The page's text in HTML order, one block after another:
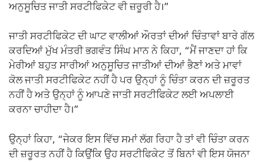
ਅਨੁਸੂਚਿਤ ਜਾਤੀ ਸਰਟੀਫਿਕੇਟ ਵੀ ਜ਼ਰੂਰੀ ਹੈ।”
ਜਾਤੀ ਸਰਟੀਫਿਕੇਟ ਦੀ ਘਾਟ ਵਾਲੀਆਂ ਔਰਤਾਂ ਦੀਆਂ ਚਿੰਤਾਵਾਂ ਬਾਰੇ ਗੱਲ
ਕਰਦਿਆਂ ਮੁੱਖ ਮੰਤਰੀ ਭਗਵੰਤ ਸਿੰਘ ਮਾਨ ਨੇ ਕਿਹਾ, “ਮੈਂ ਜਾਣਦਾ ਹਾਂ ਕਿ
ਮੇਰੀਆਂ ਬਹੁਤ ਸਾਰੀਆਂ ਅਨੁਸੂਚਿਤ ਜਾਤੀਆਂ ਦੀਆਂ ਭੈਣਾਂ ਅਤੇ ਮਾਵਾਂ
ਕੋਲ ਜਾਤੀ ਸਰਟੀਫਿਕੇਟ ਨਹੀਂ ਹੈ ਪਰ ਉਨ੍ਹਾਂ ਨੂੰ ਚਿੰਤਾ ਕਰਨ ਦੀ ਜ਼ਰੂਰਤ
ਨਹੀਂ ਹੈ ਅਤੇ ਉਨ੍ਹਾਂ ਨੂੰ ਆਪਣੇ ਜਾਤੀ ਸਰਟੀਫਿਕੇਟ ਲਈ ਅਪਲਾਈ
ਕਰਨਾ ਚਾਹੀਦਾ ਹੈ।”
ਉਨ੍ਹਾਂ ਕਿਹਾ, “ਜੇਕਰ ਇਸ ਵਿੱਚ ਸਮਾਂ ਲੱਗ ਰਿਹਾ ਹੈ ਤਾਂ ਵੀ ਚਿੰਤਾ ਕਰਨ
ਦੀ ਜ਼ਰੂਰਤ ਨਹੀਂ ਹੈ ਕਿਉਂਕਿ ਉਹ ਸਰਟੀਫਿਕੇਟ ਤੋਂ ਬਿਨਾਂ ਵੀ ਇਸ ਯੋਜਨਾ